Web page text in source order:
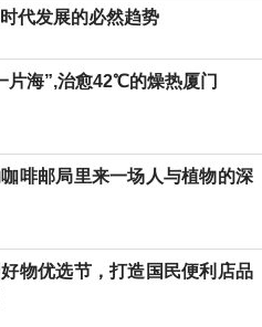
代发展的必然趋势
片海”,治愈42℃的燥热厦门
啡邮局里来一场人与植物的深
物优选节，打造国民便利店品